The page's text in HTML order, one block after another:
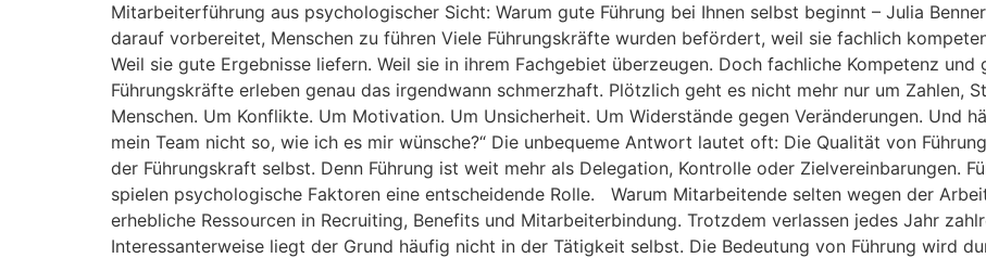
Mitarbeiterführung aus psychologischer Sicht: Warum gute Führung bei Ihnen selbst beginnt – Julia
darauf vorbereitet, Menschen zu führen Viele Führungskräfte wurden befördert, weil sie fachlich
Weil sie gute Ergebnisse liefern. Weil sie in ihrem Fachgebiet überzeugen. Doch fachliche Kompetenz
Führungskräfte erleben genau das irgendwann schmerzhaft. Plötzlich geht es nicht mehr nur um Zahlen,
Menschen. Um Konflikte. Um Motivation. Um Unsicherheit. Um Widerstände gegen Veränderungen. Und
mein Team nicht so, wie ich es mir wünsche?“ Die unbequeme Antwort lautet oft: Die Qualität von
der Führungskraft selbst. Denn Führung ist weit mehr als Delegation, Kontrolle oder Zielvereinbarungen.
spielen psychologische Faktoren eine entscheidende Rolle. Warum Mitarbeitende selten wegen der
erhebliche Ressourcen in Recruiting, Benefits und Mitarbeiterbindung. Trotzdem verlassen jedes Jahr
Interessanterweise liegt der Grund häufig nicht in der Tätigkeit selbst. Die Bedeutung von Führung wird